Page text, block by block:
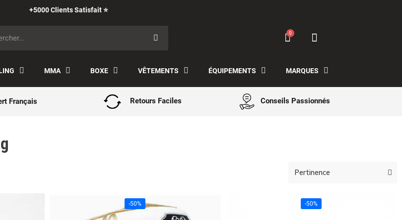
Paiement en 3x avec Klarna ✅
MMA BOXE VÊTEMENTS ÉQUIPEMENTS MARQUES
Français Retours Faciles Conseils Passionnés
-50% -50%